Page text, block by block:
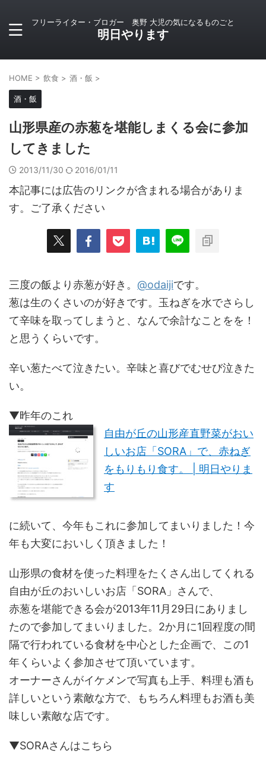
フリーライター・ブロガー 奥野 大児の気になるものごと
明日やります
HOME > 飲食 > 酒・飯 >
酒・飯
山形県産の赤葱を堪能しまくる会に参加
してきました
2013/11/30 2016/01/11
本記事には広告のリンクが含まれる場合がありま
す。ご了承ください
三度の飯より赤葱が好き。 @odaijiです。
葱は生のくさいのが好きです。玉ねぎを水でさらし
て辛味を取ってしまうと、なんで余計なことをを！
と思うくらいです。
辛い葱たべて泣きたい。辛味と喜びでむせび泣きた
い。
▼昨年のこれ
自由が丘の山形産直野菜がおい
しいお店「SORA」で、赤ねぎ
をもりもり食す。 | 明日やりま
す
に続いて、今年もこれに参加してまいりました！今
年も大変においしく頂きました！
山形県の食材を使った料理をたくさん出してくれる
自由が丘のおいしいお店「SORA」さんで、
赤葱を堪能できる会が2013年11月29日にありまし
たので参加してまいりました。2か月に1回程度の間
隔で行われている食材を中心とした企画で、この1
年くらいよく参加させて頂いています。
オーナーさんがイケメンで写真も上手、料理も酒も
詳しいという素敵な方で、もちろん料理もお酒も美
味しい素敵な店です。
▼SORAさんはこちら